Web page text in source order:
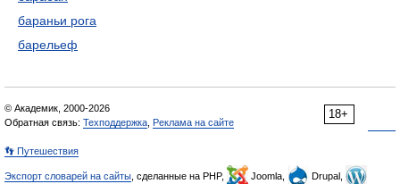
бараньи рога
барельеф
18+
© Академик, 2000-2026
Обратная связь: Техподдержка Реклама на сайте
👣 Путешествия
Экспорт словарей на сайты , сделанные на PHP, Joomla,
Drupal,